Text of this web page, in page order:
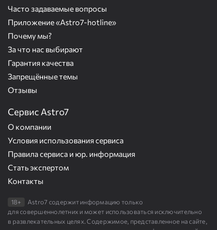
Часто задаваемые вопросы
Приложение «Astro7-hotline»
Почему мы?
За что нас выбирают
Гарантия качества
Запрещённые темы
Отзывы
Сервис Astro7
О компании
Условия использования сервиса
Правила сервиса и юр. информация
Стать экспертом
Контакты
18+
Astro7 содержит информацию только
для совершеннолетних и может использоваться исключительно
в развлекательных целях. Содержимое, представленное на сайте,